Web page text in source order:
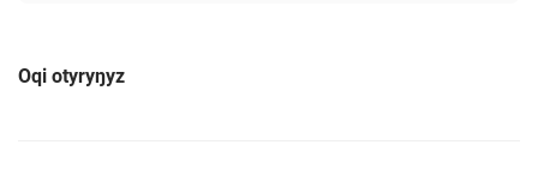
Oqi otyryŋyz